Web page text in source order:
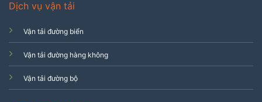
Dịch vụ vận tải
Vận tải đường biển
Vận tải đường hàng không
Vận tải đường bộ